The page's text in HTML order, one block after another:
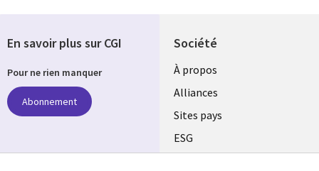
Société
À propos
Alliances
Sites pays
ESG
En savoir plus sur CGI
Pour ne rien manquer
Abonnement